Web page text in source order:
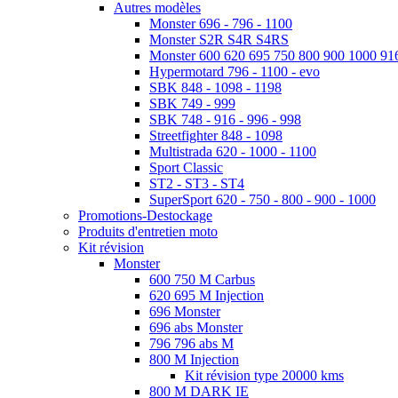
Autres modèles
Monster 696 - 796 - 1100
Monster S2R S4R S4RS
Monster 600 620 695 750 800 900 1000
Hypermotard 796 - 1100 - evo
SBK 848 - 1098 - 1198
SBK 749 - 999
SBK 748 - 916 - 996 - 998
Streetfighter 848 - 1098
Multistrada 620 - 1000 - 1100
Sport Classic
ST2 - ST3 - ST4
SuperSport 620 - 750 - 800 - 900 - 1000
Promotions-Destockage
Produits d'entretien moto
Kit révision
Monster
600 750 M Carbus
620 695 M Injection
696 Monster
696 abs Monster
796 796 abs M
800 M Injection
Kit révision type 20000 kms
800 M DARK IE